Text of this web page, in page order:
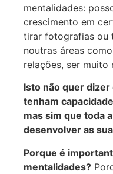
mentalidades:
crescimento em
tirar fotografias ou
noutras áreas
relações, ser muito
Isto não quer dizer
tenham
mas sim que toda
desenvolver as
Porque é
mentalidades?